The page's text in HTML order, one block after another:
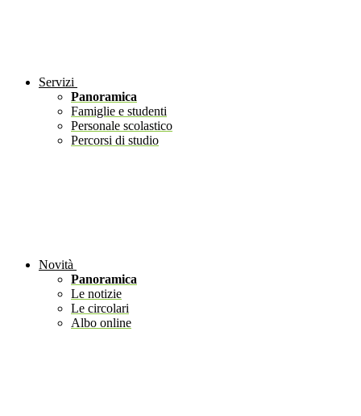
Servizi
Panoramica
Famiglie e studenti
Personale scolastico
Percorsi di studio
Novità
Panoramica
Le notizie
Le circolari
Albo online